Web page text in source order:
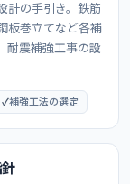
計の手引き。鉄筋
板巻立てなど各補
耐震補強工事の設
補強工法の選定